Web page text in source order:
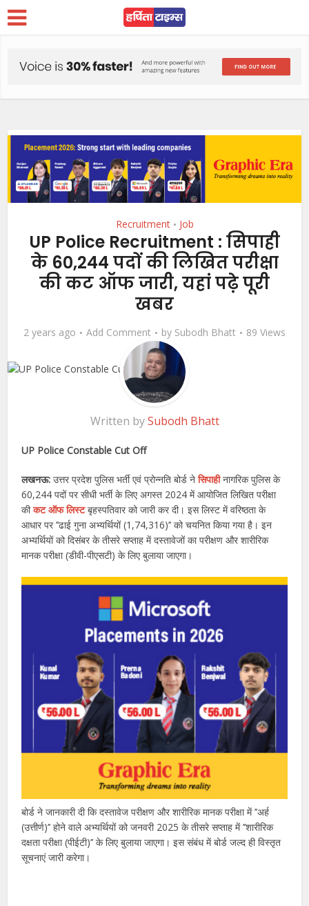
Recruitment • Job
UP Police Recruitment : सिपाही
के 60,244 पदों की लिखित परीक्षा
की कट ऑफ जारी, यहां पढ़े पूरी
खबर
2 years ago Add Comment by Subodh Bhatt 89 Views
Written bySubodh Bhatt
UP Police Constable Cut Off
लखनऊ:उत्तर प्रदेश पुलिस भर्ती एवं प्रोन्नति बोर्ड नेसिपाहीनागरिक पुलिस के
60,244 पदों पर सीधी भर्ती के लिए अगस्त 2024 में आयोजित लिखित परीक्षा
कीकट ऑफ लिस्टबृहस्पतिवार को जारी कर दी। इस लिस्ट में वरिष्ठता के
आधार पर ’’ढाई गुना अभ्यर्थियों (1,74,316)’’ को चयनित किया गया है। इन
अभ्यर्थियों को दिसंबर के तीसरे सप्ताह में दस्तावेजों का परीक्षण और शारीरिक
मानक परीक्षा (डीवी-पीएसटी) के लिए बुलाया जाएगा।
बोर्ड ने जानकारी दी कि दस्तावेज परीक्षण और शारीरिक मानक परीक्षा में ’’अर्ह
(उत्तीर्ण)’’ होने वाले अभ्यर्थियों को जनवरी 2025 के तीसरे सप्ताह में ’’शारीरिक
दक्षता परीक्षा (पीईटी)’’ के लिए बुलाया जाएगा। इस संबंध में बोर्ड जल्द ही विस्तृत
सूचनाएं जारी करेगा।